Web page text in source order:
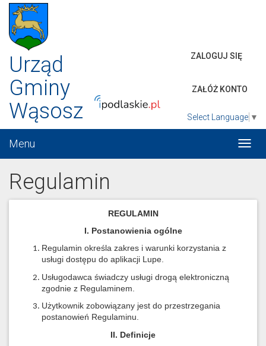
Urząd
Gminy
Wąsosz
ZALOGUJ SIĘ
ZAŁÓŻ KONTO
Select Language ▼
Menu
Regulamin
REGULAMIN
I. Postanowienia ogólne
Regulamin określa zakres i warunki korzystania z
usługi dostępu do aplikacji Lupe.
Usługodawca świadczy usługi drogą elektroniczną
zgodnie z Regulaminem.
Użytkownik zobowiązany jest do przestrzegania
postanowień Regulaminu.
II. Definicje